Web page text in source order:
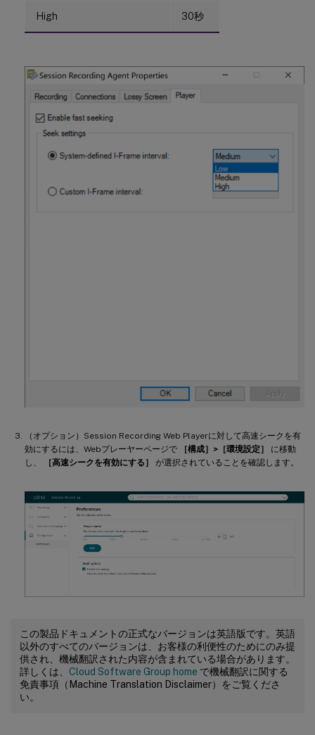
High 30秒
（オプション）Session Recording Web Playerに対して高速シークを有
効にするには、Webプレーヤーページで
［構成］>［環境設定］
に移動
し、
［高速シークを有効にする］ が選択されていることを確認します。
この製品ドキュメントの正式なバージョンは英語版です。英語
以外のすべてのバージョンは、お客様の利便性のためにのみ提
供され、機械翻訳された内容が含まれている場合があります。
詳しくは、 Cloud Software Group home で機械翻訳に関する
免責事項（Machine Translation Disclaimer）をご覧くださ
い。